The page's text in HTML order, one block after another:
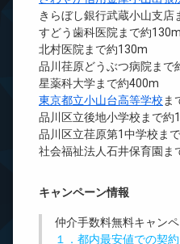
きらぼし銀行武蔵小山支店
すどう歯科医院まで約130m
北村医院まで約130m
品川荏原どうぶつ病院まで
星薬科大学まで約400m
東京都立小山台高等学校 ま
品川区立後地小学校まで約
品川区立荏原第1中学校ま
社会福祉法人石井保育園ま
キャンペーン情報
仲介手数料無料キャンペ
１．都内最安値での契